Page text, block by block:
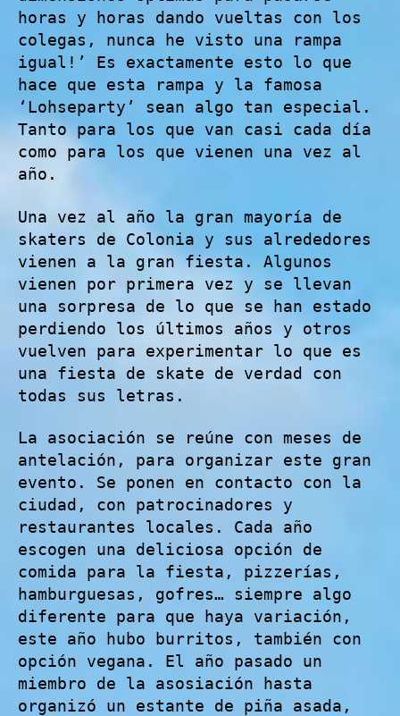
horas y horas dando vueltas con los
colegas, nunca he visto una rampa
igual!’ Es exactamente esto lo que
hace que esta rampa y la famosa
‘Lohseparty’ sean algo tan especial.
Tanto para los que van casi cada día
como para los que vienen una vez al
año.
Una vez al año la gran mayoría de
skaters de Colonia y sus alrededores
vienen a la gran fiesta. Algunos
vienen por primera vez y se llevan
una sorpresa de lo que se han estado
perdiendo los últimos años y otros
vuelven para experimentar lo que es
una fiesta de skate de verdad con
todas sus letras.
La asociación se reúne con meses de
antelación, para organizar este gran
evento. Se ponen en contacto con la
ciudad, con patrocinadores y
restaurantes locales. Cada año
escogen una deliciosa opción de
comida para la fiesta, pizzerías,
hamburguesas, gofres… siempre algo
diferente para que haya variación,
este año hubo burritos, también con
opción vegana. El año pasado un
miembro de la asosiación hasta
organizó un estante de piña asada,